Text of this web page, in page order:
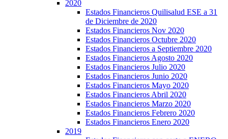
2020
Estados Financieros Quilisalud ESE a 31
de Diciembre de 2020
Estados Financieros Nov 2020
Estados Financieros Octubre 2020
Estados Financieros a Septiembre 2020
Estados Financieros Agosto 2020
Estados Financieros Julio 2020
Estados Financieros Junio 2020
Estados Financieros Mayo 2020
Estados Financieros Abril 2020
Estados Financieros Marzo 2020
Estados Financieros Febrero 2020
Estados Financieros Enero 2020
2019